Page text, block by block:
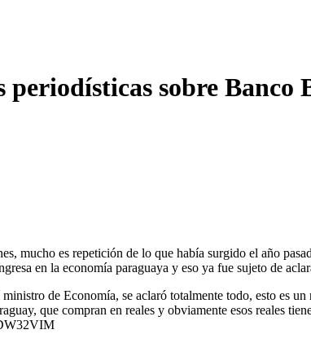
sobre Banco
mucho es repetición de lo que había surgido el año
en la economía paraguaya y eso ya fue sujeto de
de Economía, se aclaró totalmente todo, esto es
que compran en reales y obviamente esos reales